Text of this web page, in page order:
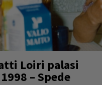
Loiri palasi
– Spede